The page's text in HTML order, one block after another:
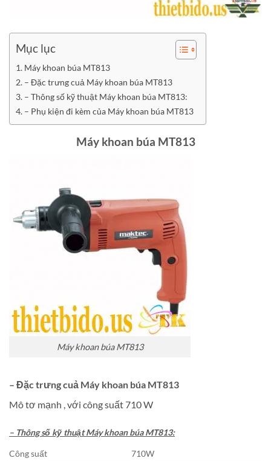
Mục lục
Máy khoan búa MT813
– Đặc trưng cuả Máy khoan búa MT813
– Thông số kỹ thuật Máy khoan búa MT813:
– Phụ kiện đi kèm của Máy khoan búa MT813
Máy khoan búa MT813
Máy khoan búa MT813
– Đặc trưng cuả Máy khoan búa MT813
Mô tơ mạnh , với công suất 710 W
– Thông số kỹ thuật Máy khoan búa MT813:
Công suất 710W